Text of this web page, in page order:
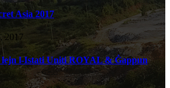
Asia 2017
2017
lejn l-Istati Uniti ROYAL & Ġappun